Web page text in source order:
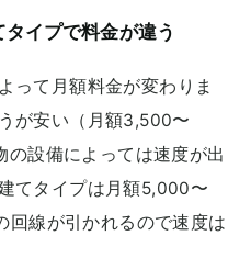
イプで料金が違う
って月額料金が変わりま
が安い（月額3,500〜
設備によっては速度が出
てタイプは月額5,000〜
線が引かれるので速度は